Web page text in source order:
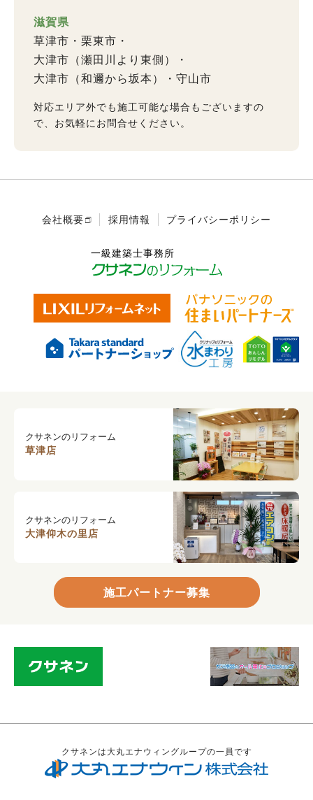
滋賀県
草津市
栗東市
大津市（瀬田川より東側）
大津市（和邇から坂本）
守山市
対応エリア外でも施工可能な場合もございますの
で、お気軽にお問合せください。
会社概要 採用情報 プライバシーポリシー
クサネンのリフォーム
草津店
クサネンのリフォーム
大津仰木の里店
施工パートナー募集
クサネンは大丸エナウィングループの一員です